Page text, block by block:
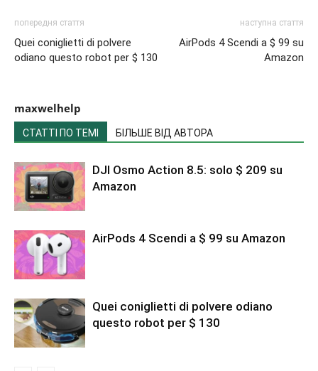
попередня стаття
Quei coniglietti di polvere
odiano questo robot per $ 130
наступна стаття
AirPods 4 Scendi a $ 99 su
Amazon
maxwelhelp
СТАТТІ ПО ТЕМІ БІЛЬШЕ ВІД АВТОРА
DJI Osmo Action 8.5: solo $ 209 su
Amazon
AirPods 4 Scendi a $ 99 su Amazon
Quei coniglietti di polvere odiano
questo robot per $ 130